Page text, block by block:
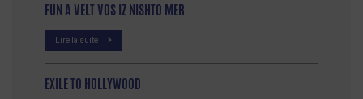
FUN A VELT VOS IZ NISHTO MER
Lire la suite
EXILE TO HOLLYWOOD